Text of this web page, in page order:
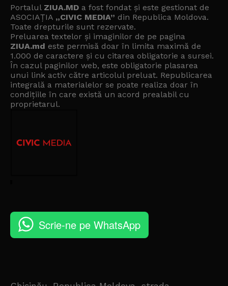
Portalul ZIUA.MD a fost fondat și este gestionat de
ASOCIAȚIA „CIVIC MEDIA” din Republica Moldova.
Toate drepturile sunt rezervate.
Preluarea textelor și imaginilor de pe pagina
ZIUA.md este permisă doar în limita maximă de
1.000 de caractere și cu citarea obligatorie a sursei.
În cazul paginilor web, este obligatorie plasarea
unui link activ către articolul preluat. Republicarea
integrală a materialelor se poate realiza doar în
condițiile în care există un acord prealabil cu
proprietarul.
Scrie-ne pe WhatsApp